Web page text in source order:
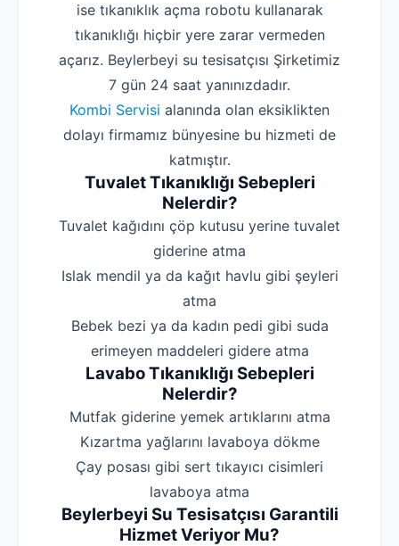
ise tıkanıklık açma robotu kullanarak
tıkanıklığı hiçbir yere zarar vermeden
açarız. Beylerbeyi su tesisatçısı Şirketimiz
7 gün 24 saat yanınızdadır.
Kombi Servisi alanında olan eksiklikten
dolayı firmamız bünyesine bu hizmeti de
katmıştır.
Tuvalet Tıkanıklığı Sebepleri
Nelerdir?
‌Tuvalet kağıdını çöp kutusu yerine tuvalet
giderine atma
‌Islak mendil ya da kağıt havlu gibi şeyleri
atma
‌Bebek bezi ya da kadın pedi gibi suda
erimeyen maddeleri gidere atma
Lavabo Tıkanıklığı Sebepleri
Nelerdir?
‌Mutfak giderine yemek artıklarını atma
‌Kızartma yağlarını lavaboya dökme
‌Çay posası gibi sert tıkayıcı cisimleri
lavaboya atma
Beylerbeyi Su Tesisatçısı Garantili
Hizmet Veriyor Mu?